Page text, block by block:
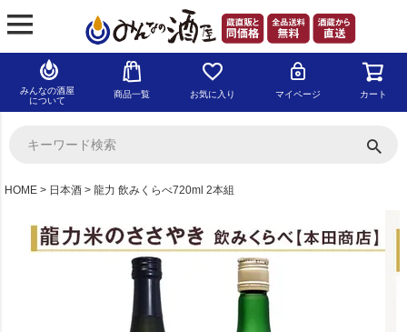
みんなの酒屋
について
商品一覧 お気に入り マイページ カート
HOME 日本酒 龍力 飲みくらべ720ml 2本組